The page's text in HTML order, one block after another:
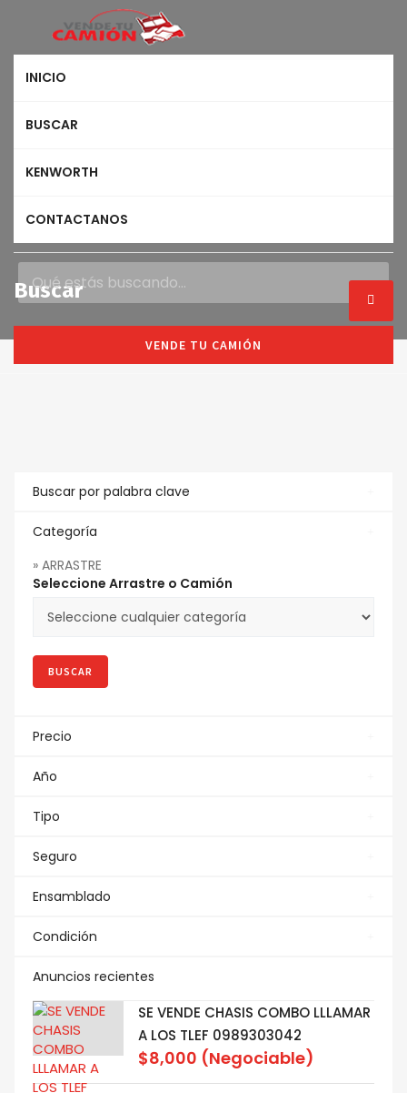
INICIO
BUSCAR
KENWORTH
CONTACTANOS
VENDE TU CAMIÓN
Buscar
Buscar por palabra clave
Categoría
» ARRASTRE
Seleccione Arrastre o Camión
Precio
Año
Tipo
Seguro
Ensamblado
Condición
Anuncios recientes
SE VENDE CHASIS COMBO LLLAMAR
A LOS TLEF 0989303042
$8,000 (Negociable)